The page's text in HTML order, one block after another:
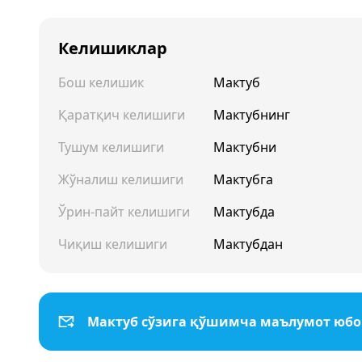
Келишиклар
Бош келишик
Мактуб
Қаратқич келишиги
Мактубнинг
Тушум келишиги
Мактубни
Жўналиш келишиги
Мактубга
Ўрин-пайт келишиги
Мактубда
Чиқиш келишиги
Мактубдан
Мактуб сўзига қўшимча маълумот